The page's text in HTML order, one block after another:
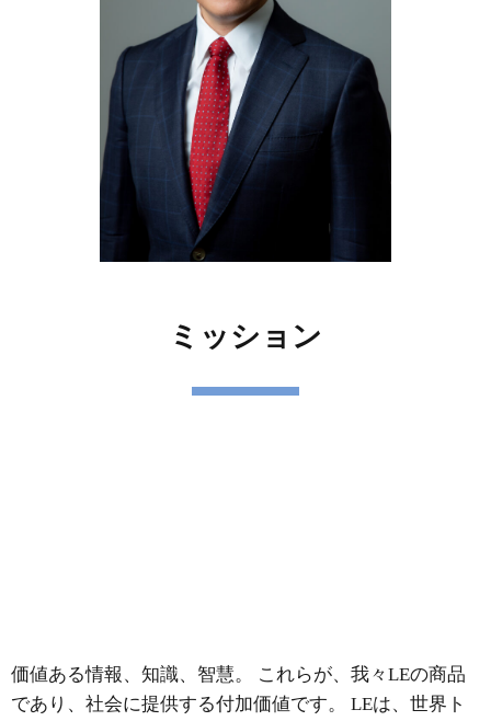
ミッション
教育を通じて人の幸せに貢献する
価値ある情報、知識、智慧。 これらが、我々LEの商品
であり、社会に提供する付加価値です。 LEは、世界ト